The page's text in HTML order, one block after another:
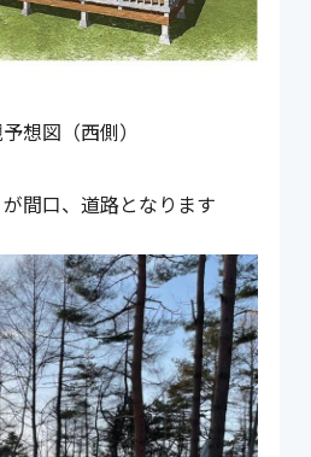
想図（西側）
間口、道路となります